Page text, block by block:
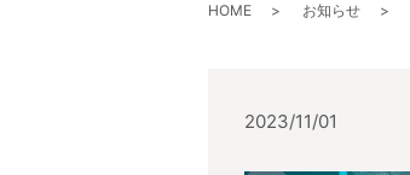
HOME お知らせ
2023/11/01